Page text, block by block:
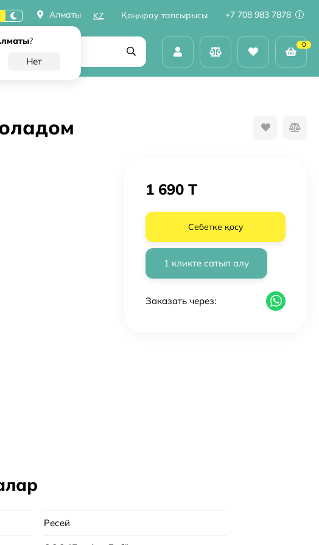
Алматы
?
KZ Қоңырау тапсырысы +7 708 983 7878
0
1 690 T
Себетке қосу
1 кликте сатып алу
Заказать через:
Ресей